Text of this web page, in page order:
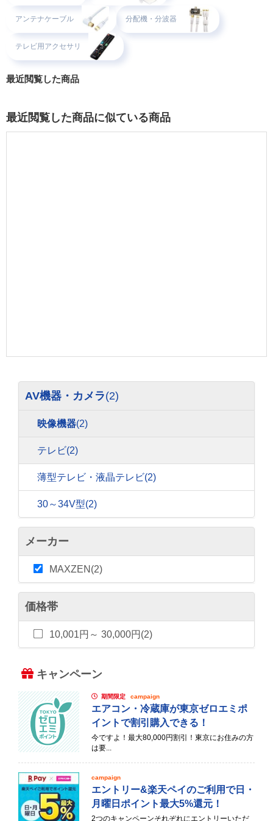
アンテナケーブル 分配機・分波器
テレビ用アクセサリ
最近閲覧した商品
最近閲覧した商品に似ている商品
AV機器・カメラ(2)
映像機器(2)
テレビ(2)
薄型テレビ・液晶テレビ(2)
30～34V型(2)
メーカー
MAXZEN(2)
価格帯
10,001円～ 30,000円(2)
キャンペーン
期間限定 campaign
エアコン・冷蔵庫が東京ゼロエミポ
イントで割引購入できる！
今ですよ！最大80,000円割引！東京にお住みの方
は要...
campaign
エントリー&楽天ペイのご利用で日・
月曜日ポイント最大5%還元！
2つのキャンペーンそれぞれにエントリーいただ